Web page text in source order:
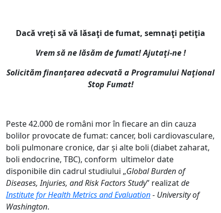
Dacă vreţi să vă lăsaţi de fumat, semnaţi petiţia
Vrem să ne lăsăm de fumat! Ajutaţi-ne !
Solicităm finanţarea adecvată a Programului Naţional
Stop Fumat!
Peste 42.000 de români mor în fiecare an din cauza
bolilor provocate de fumat: cancer, boli cardiovasculare,
boli pulmonare cronice, dar și alte boli (diabet zaharat,
boli endocrine, TBC), conform ultimelor date
disponibile din cadrul studiului „Global Burden of
Diseases, Injuries, and Risk Factors Study” realizatde
Institute for Health Metrics and Evaluation- University of
Washington.